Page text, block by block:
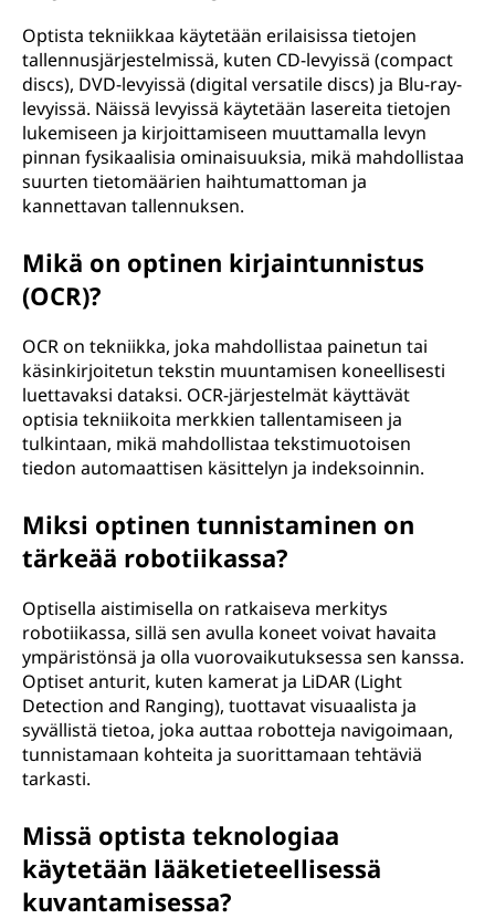
Optista tekniikkaa käytetään erilaisissa tietojen
tallennusjärjestelmissä, kuten CD-levyissä (compact
discs), DVD-levyissä (digital versatile discs) ja Blu-ray-
levyissä. Näissä levyissä käytetään lasereita tietojen
lukemiseen ja kirjoittamiseen muuttamalla levyn
pinnan fysikaalisia ominaisuuksia, mikä mahdollistaa
suurten tietomäärien haihtumattoman ja
kannettavan tallennuksen.
Mikä on optinen kirjaintunnistus
(OCR)?
OCR on tekniikka, joka mahdollistaa painetun tai
käsinkirjoitetun tekstin muuntamisen koneellisesti
luettavaksi dataksi. OCR-järjestelmät käyttävät
optisia tekniikoita merkkien tallentamiseen ja
tulkintaan, mikä mahdollistaa tekstimuotoisen
tiedon automaattisen käsittelyn ja indeksoinnin.
Miksi optinen tunnistaminen on
tärkeää robotiikassa?
Optisella aistimisella on ratkaiseva merkitys
robotiikassa, sillä sen avulla koneet voivat havaita
ympäristönsä ja olla vuorovaikutuksessa sen kanssa.
Optiset anturit, kuten kamerat ja LiDAR (Light
Detection and Ranging), tuottavat visuaalista ja
syvällistä tietoa, joka auttaa robotteja navigoimaan,
tunnistamaan kohteita ja suorittamaan tehtäviä
tarkasti.
Missä optista teknologiaa
käytetään lääketieteellisessä
kuvantamisessa?